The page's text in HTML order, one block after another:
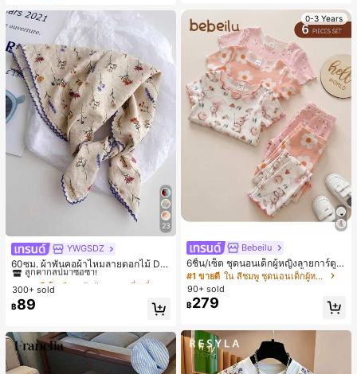
23
YWGSDZ
60ซม. ผ้าพันคอผ้าไหมลายดอกไม้ Dit
sy สีเบจ, เครื่องประดับใหม่สำหรับผู้หญิ
งฤดูใบไม้ผลิ/ฤดูใบไม้ร่วง, ผ้าพันคอผืน
บางอเนกประสงค์หรูหรา
#1 ขายดี
ลูกค้ากลับมาซื้อซ้ำ!
#1 ขายดี
ลูกค้ากลับมาซื้อซ้ำ!
#1 ขายดี
ลูกค้ากลับมาซื้อซ้ำ!
#1 ขายดี
ใน สีเบจ ผ้าพันคอทรงสี่เหลี่ยมและผ้าพันคอสำหรับผู้
300+ sold
฿89
0-3 Years
Bebeilu
6ชิ้น/เซ็ต ชุดนอนเด็กผู้หญิงลายการ์ตูน
หมีและดอกไม้ คอกลม แขนสั้น กางเกง
ขาสั้น ขอบระบาย สวมใส่สบาย
#1 ขายดี
ใน สีชมพู ชุดนอนเด็กผู้หญิง
90+ sold
฿279